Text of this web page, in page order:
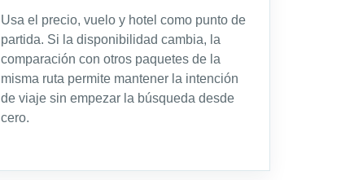
Usa el precio, vuelo y hotel como punto de
partida. Si la disponibilidad cambia, la
comparación con otros paquetes de la
misma ruta permite mantener la intención
de viaje sin empezar la búsqueda desde
cero.